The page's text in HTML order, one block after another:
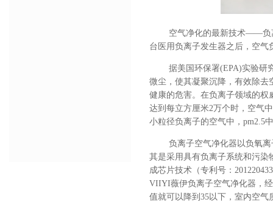
空气净化的最新技术——负
台医用负离子发生器之后，空
据美国环保署(EPA)实验研
微尘，使其凝聚沉降 ，有效除去
健康的危害。在负离子领域的权
达到每立方厘米2万个时，空气
小粒径负离子的空气中，pm2.5
负离子空气净化器以负氧
其是采用具有负离子系统和污染
成芯片技术（专利号：
VIIYI薇伊负离子空气净化器，
值就可以降到35以下，室内空气